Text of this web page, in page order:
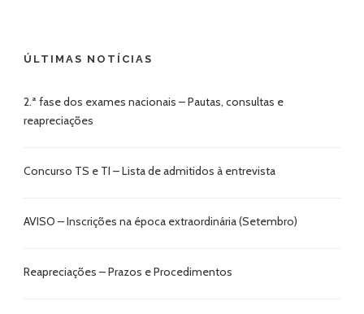
ÚLTIMAS NOTÍCIAS
2.ª fase dos exames nacionais – Pautas, consultas e
reapreciações
Concurso TS e TI – Lista de admitidos à entrevista
AVISO – Inscrições na época extraordinária (Setembro)
Reapreciações – Prazos e Procedimentos